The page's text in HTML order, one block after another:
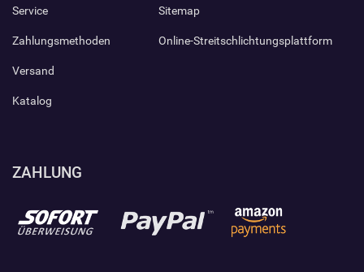
Service
Zahlungsmethoden
Versand
Katalog
Sitemap
Online-Streitschlichtungsplattform
ZAHLUNG